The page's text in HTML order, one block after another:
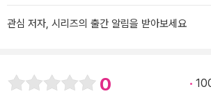
관심 저자, 시리즈의 출간 알림을 받아보세요
0